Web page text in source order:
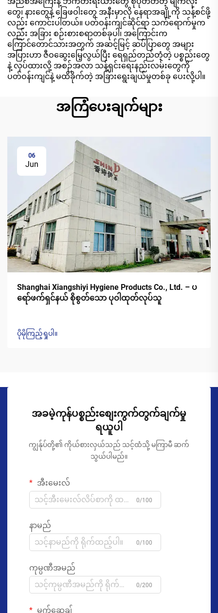
တွေ၊ နားတွေနဲ့ ခြေဖဝါးတွေ အနီးမှာလို နေရာအချို့ကို သန့်စင်ဖို့
လည်း ကောင်းပါတယ်။ ပတ်ဝန်းကျင်ဆိုင်ရာ သက်ရောက်မှုက
လည်း အခြား စဉ်းစားစရာတစ်ခုပါ၊ အကြောင်းက
ကြောင်တောင်သားအတွက် အဆင့်မြင့် ဆပ်ပြာတွေ အများ
အပြားဟာ ဇီဝဆွေးမြေ့လွယ်ပြီး ရေရှည်တည်တံ့တဲ့ ပစ္စည်းတွေ
နဲ့ လုပ်ထားလို့ အစဉ်အလာ သန့်ရှင်းရေးနည်းလမ်းတွေကို
ပတ်ဝန်းကျင်နဲ့ မထိခိုက်တဲ့ အခြားရွေးချယ်မှုတစ်ခု ပေးလို့ပါ။
အကြံပေးချက်များ
06
Jun
Shanghai Xiangshiyi Hygiene Products Co., Ltd. – ပ
ရော်ဖက်ရှင်နယ် စိုစွတ်သော ပုဝါထုတ်လုပ်သူ
ပိုမိုကြည့်ရှုပါ။
အခမဲ့ကုန်ပစ္စည်းစျေးကွက်တွက်ချက်မှု
ရယူပါ
ကျွန်ုပ်တို့၏ ကိုယ်စားလှယ်သည် သင့်ထံသို့ မကြာမီ ဆက်
သွယ်ပါမည်။
အီးမေးလ်
0/100
နာမည်
0/100
ကုမ္ပဏီအမည်
0/200
မက်ဆေ့ချ်